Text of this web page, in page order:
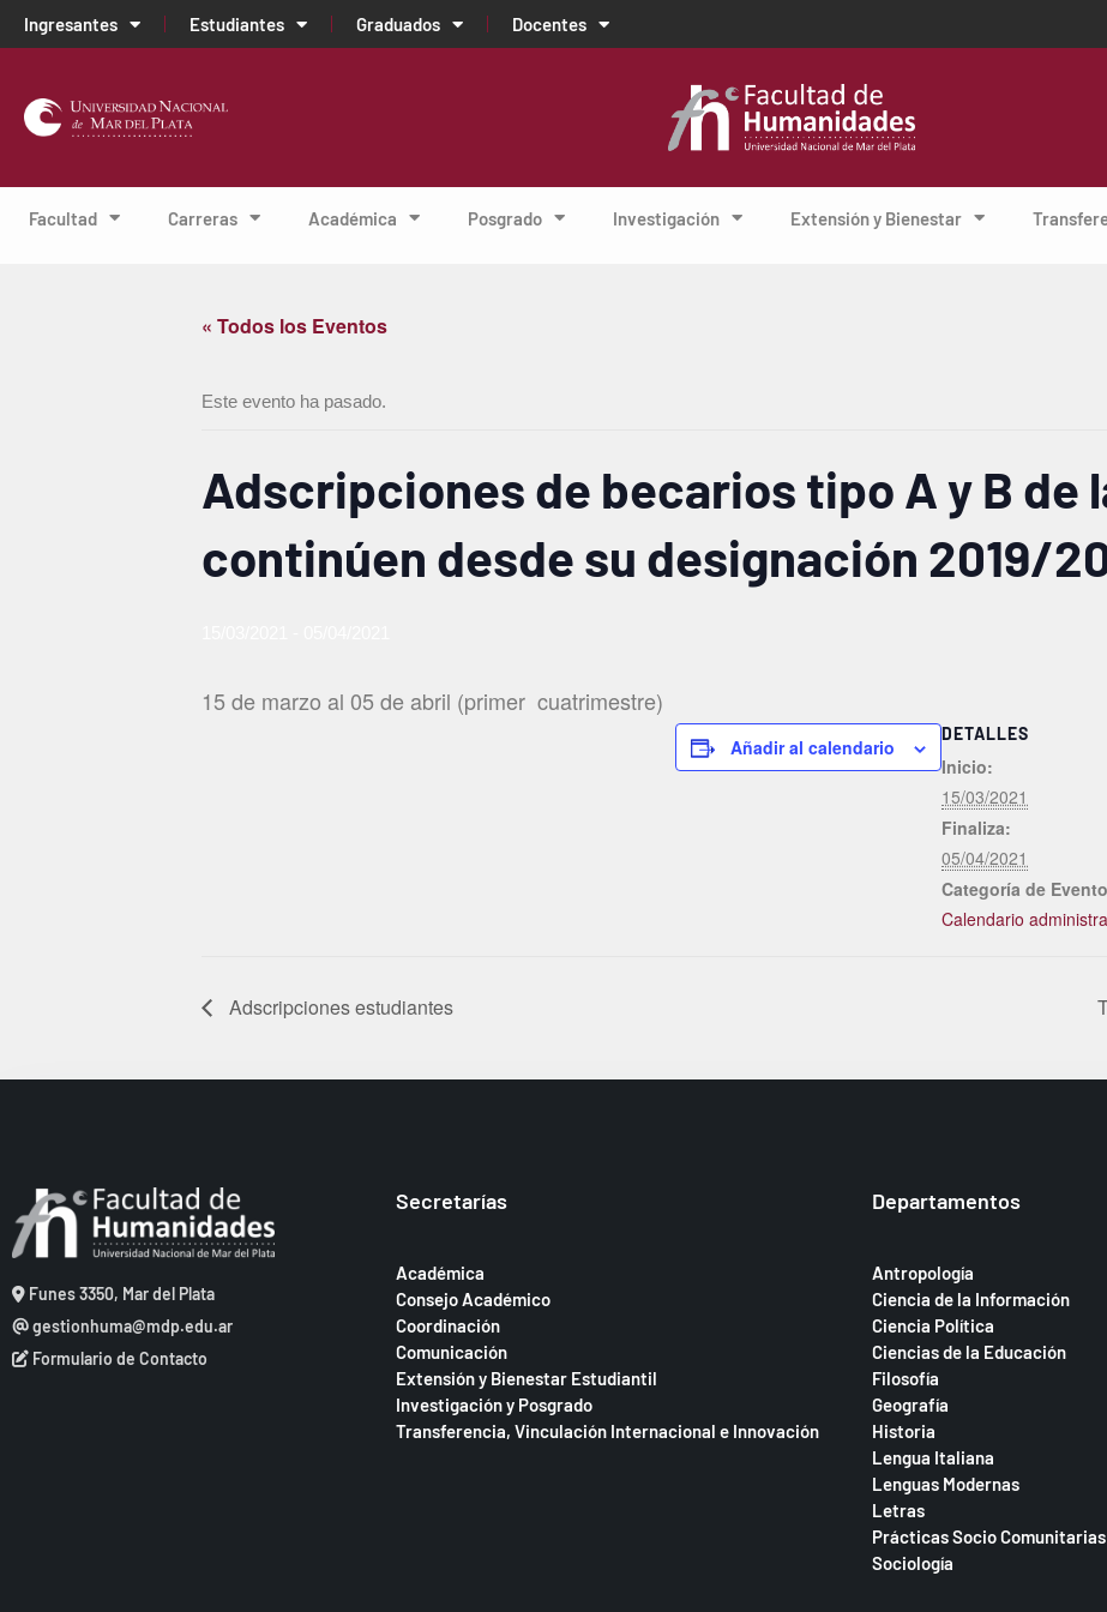
Ingresantes Estudiantes Graduados Docentes
Facultad Carreras Académica Posgrado Investigación Extensión y Bienestar
« Todos los Eventos
Este evento ha pasado.
Adscripciones de becarios tipo A y B de
continúen desde su designación 2019/
15 de marzo al 05 de abril (primer cuatrimestre)
Añadir al calendario
DETALLES
Inicio:
15/03/2021
Finaliza:
05/04/2021
Categoría de
Calendario
Adscripciones estudiantes
Funes 3350, Mar del Plata
gestionhuma@mdp.edu.ar
Formulario de Contacto
Secretarías
Académica
Consejo Académico
Coordinación
Comunicación
Extensión y Bienestar Estudiantil
Investigación y Posgrado
Transferencia, Vinculación Internacional e Innovación
Departamentos
Antropología
Ciencia de la Información
Ciencia Política
Ciencias de la Educación
Filosofía
Geografía
Historia
Lengua Italiana
Lenguas Modernas
Letras
Prácticas Socio Comunitarias
Sociología